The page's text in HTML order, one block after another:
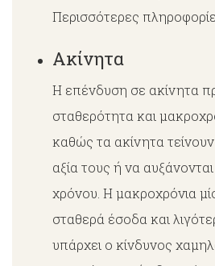
Περισσότερες
Ακίνητα
Η επένδυση σε ακίνητα
σταθερότητα και
καθώς τα ακίνητα
αξία τους ή να
χρόνου. Η μακροχρόνια
σταθερά έσοδα και
υπάρχει ο κίνδυνος